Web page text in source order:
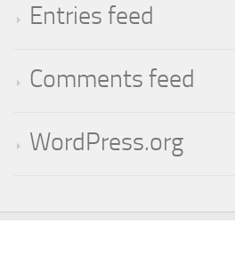
Entries feed
Comments feed
WordPress.org